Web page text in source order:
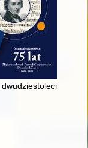
II : 75